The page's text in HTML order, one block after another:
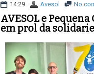
14:29 Avesol No
AVESOL e
em prol da